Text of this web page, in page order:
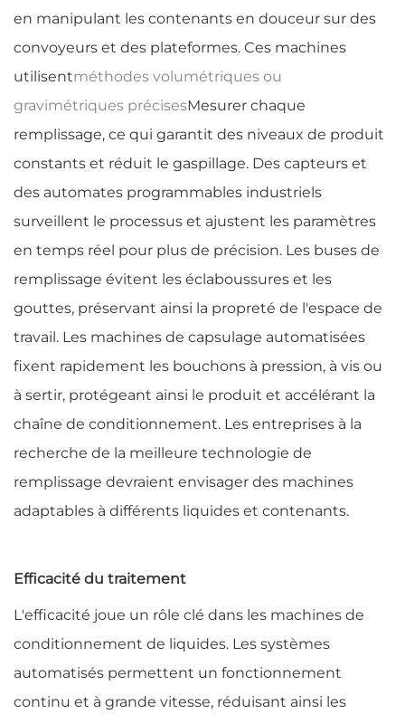
en manipulant les contenants en douceur sur des
convoyeurs et des plateformes. Ces machines
utilisentméthodes volumétriques ou
gravimétriques précisesMesurer chaque
remplissage, ce qui garantit des niveaux de produit
constants et réduit le gaspillage. Des capteurs et
des automates programmables industriels
surveillent le processus et ajustent les paramètres
en temps réel pour plus de précision. Les buses de
remplissage évitent les éclaboussures et les
gouttes, préservant ainsi la propreté de l'espace de
travail. Les machines de capsulage automatisées
fixent rapidement les bouchons à pression, à vis ou
à sertir, protégeant ainsi le produit et accélérant la
chaîne de conditionnement. Les entreprises à la
recherche de la meilleure technologie de
remplissage devraient envisager des machines
adaptables à différents liquides et contenants.
Efficacité du traitement
L'efficacité joue un rôle clé dans les machines de
conditionnement de liquides. Les systèmes
automatisés permettent un fonctionnement
continu et à grande vitesse, réduisant ainsi les